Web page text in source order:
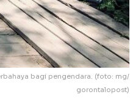
bagi pengendara. (foto: mg/
gorontalopost)